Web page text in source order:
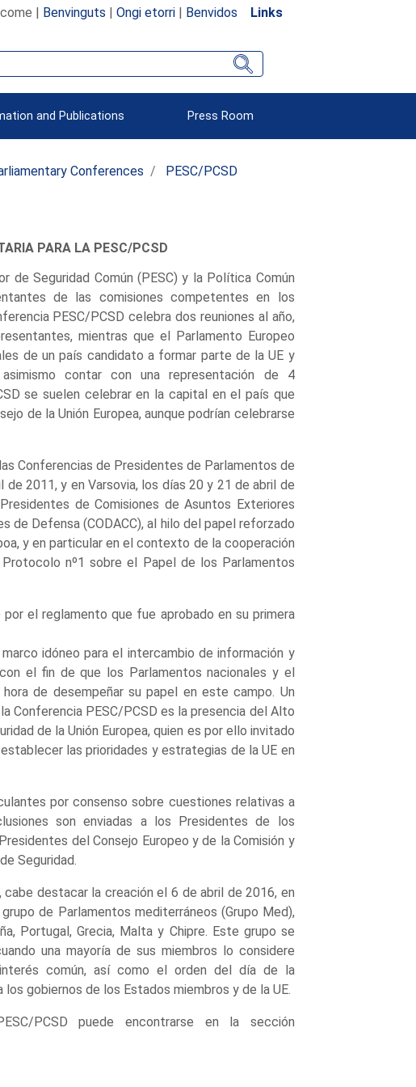
| Benvinguts | Ongi etorri| Benvidos Links
and Publications Press Room
Conferences
PESC/PCSD
PARA LA PESC/PCSD
de Seguridad Común (PESC) y la Política Común
de las comisiones competentes en los
PESC/PCSD celebra dos reuniones al año,
mientras que el Parlamento Europeo
de un país candidato a formar parte de la UE y
contar con una representación de 4
se suelen celebrar en la capital en el país que
de la Unión Europea, aunque podrían celebrarse
Conferencias de Presidentes de Parlamentos de
2011, y en Varsovia, los días 20 y 21 de abril de
de Comisiones de Asuntos Exteriores
de Defensa (CODACC), al hilo del papel reforzado
y en particular en el contexto de la cooperación
nº1 sobre el Papel de los Parlamentos
el reglamento que fue aprobado en su primera
idóneo para el intercambio de información y
el fin de que los Parlamentos nacionales y el
de desempeñar su papel en este campo. Un
Conferencia PESC/PCSD es la presencia del Alto
de la Unión Europea, quien es por ello invitado
las prioridades y estrategias de la UE en
por consenso sobre cuestiones relativas a
son enviadas a los Presidentes de los
del Consejo Europeo y de la Comisión y
Seguridad.
destacar la creación el 6 de abril de 2016, en
de Parlamentos mediterráneos (Grupo Med),
Portugal, Grecia, Malta y Chipre. Este grupo se
una mayoría de sus miembros lo considere
común, así como el orden del día de la
gobiernos de los Estados miembros y de la UE.
PCSD puede encontrarse en la sección